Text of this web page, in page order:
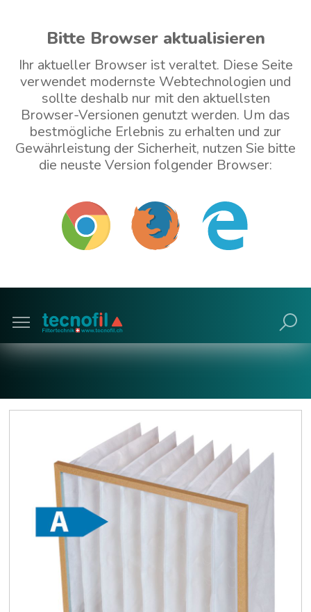
Bitte Browser aktualisieren
Ihr aktueller Browser ist veraltet. Diese Seite
verwendet modernste Webtechnologien und
sollte deshalb nur mit den aktuellsten
Browser-Versionen genutzt werden. Um das
bestmögliche Erlebnis zu erhalten und zur
Gewährleistung der Sicherheit, nutzen Sie bitte
die neuste Version folgender Browser:
Mit veraltetem Browser weitermachen (nicht